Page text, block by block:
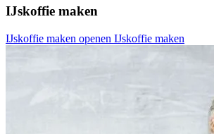
IJskoffie maken
IJskoffie maken openen IJskoffie maken